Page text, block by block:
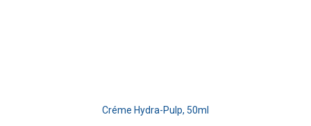
Créme Hydra-Pulp, 50ml